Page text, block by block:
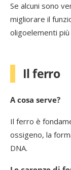
Se alcuni sono
migliorare il
oligoelementi
Il ferro
A cosa serve?
Il ferro è
ossigeno, la
DNA.